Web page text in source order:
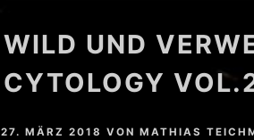
WILD UND
CYTOLOGY
27. MÄRZ 2018 VON MATHIAS